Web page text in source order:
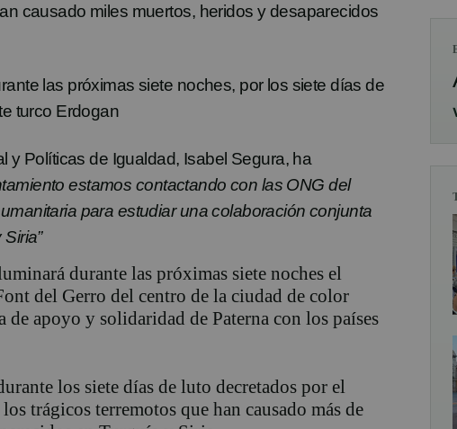
causado miles muertos, heridos y desaparecidos
las próximas siete noches, por los siete días de
turco Erdogan
y Políticas de Igualdad, Isabel Segura, ha
estamos contactando con las ONG del
para estudiar una colaboración conjunta
durante las próximas siete noches el
del Gerro del centro de la ciudad de color
de apoyo y solidaridad de Paterna con los países
los siete días de luto decretados por el
trágicos terremotos que han causado más de